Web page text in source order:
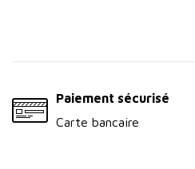
Paiement sécurisé
Carte bancaire